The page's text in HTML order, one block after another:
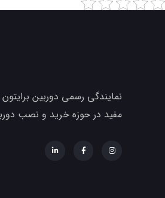
نمایندگی رسمی دوربین
مفید در حوزه خرید و نصب